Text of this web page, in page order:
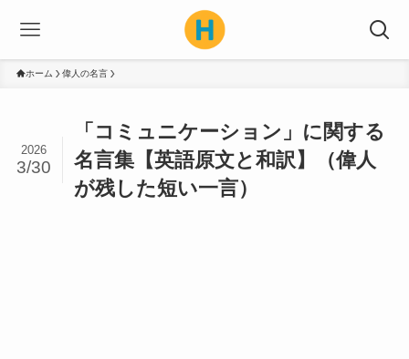
ホーム 偉人の名言
「コミュニケーション」に関する
名言集【英語原文と和訳】（偉人
が残した短い一言）
2026
3/30